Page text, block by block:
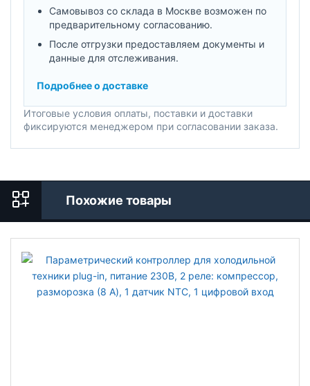
Самовывоз со склада в Москве возможен по
предварительному согласованию.
После отгрузки предоставляем документы и
данные для отслеживания.
Подробнее о доставке
Итоговые условия оплаты, поставки и доставки
фиксируются менеджером при согласовании заказа.
Похожие товары